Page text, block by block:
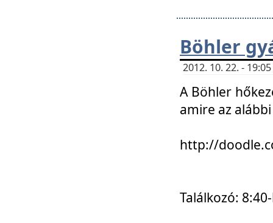
Böhler
2012. 10. 22. -
A Böhler
amire az
http://
Találkozó: